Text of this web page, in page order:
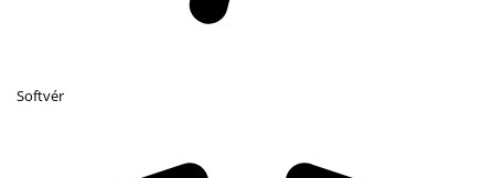
Softvér